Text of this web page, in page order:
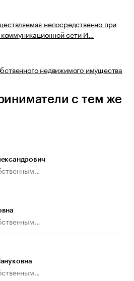
непосредственно при
сети И…
недвижимого имущества
с тем же